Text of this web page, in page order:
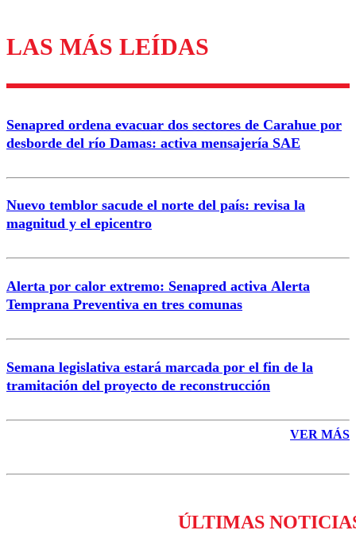
Los comentarios son moderados para garantizar un
diálogo respetuoso.
Correo
LAS MÁS LEÍDAS
Senapred ordena evacuar dos sectores de Carahue por
desborde del río Damas: activa mensajería SAE
Nuevo temblor sacude el norte del país: revisa la
magnitud y el epicentro
Alerta por calor extremo: Senapred activa Alerta
Temprana Preventiva en tres comunas
Semana legislativa estará marcada por el fin de la
tramitación del proyecto de reconstrucción
VER MÁS
ÚLTIMAS